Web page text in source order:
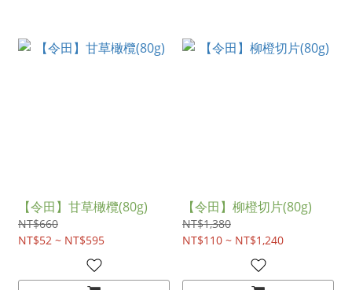
【令田】甘草橄欖(80g)
NT$660
NT$52 ~ NT$595
【令田】柳橙切片(80g)
NT$1,380
NT$110 ~ NT$1,240